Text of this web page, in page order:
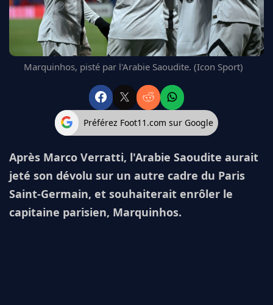
CHELSEA
ARSENAL
BAYERN
L'AVIS DE LA RÉDAC'
Marquinhos, pisté par l'Arabie Saoudite. (Icon Sport)
Préférez Foot11.com sur Google
Après Marco Verratti, l'Arabie Saoudite aurait
jeté son dévolu sur un autre cadre du Paris
Saint-Germain, et souhaiterait enrôler le
capitaine parisien, Marquinhos.